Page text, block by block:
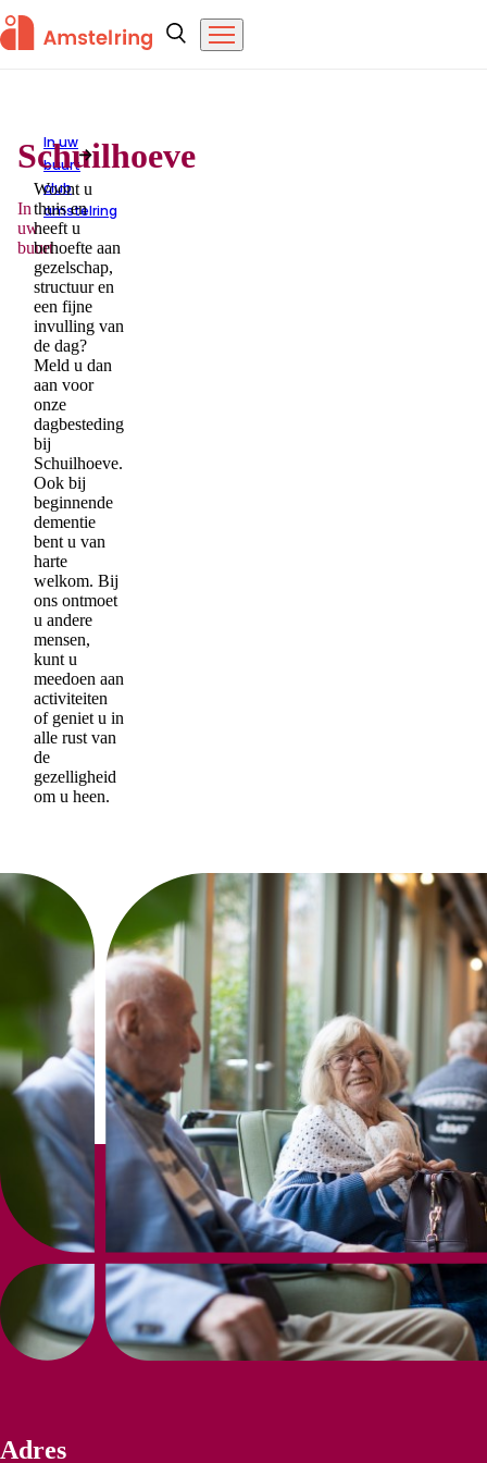
Overslaan en naar de inhoud gaan
Amstelring
ZoekenMenu
In uw
buurt
club
amstelring
Schuilhoeve
Schuilhoeve
In
uw
buurt
Woont u
thuis en
heeft u
behoefte aan
gezelschap,
structuur en
een fijne
invulling van
de dag?
Meld u dan
aan voor
onze
dagbesteding
bij
Schuilhoeve.
Ook bij
beginnende
dementie
bent u van
harte
welkom. Bij
ons ontmoet
u andere
mensen,
kunt u
meedoen aan
activiteiten
of geniet u in
alle rust van
de
gezelligheid
om u heen.
Adres